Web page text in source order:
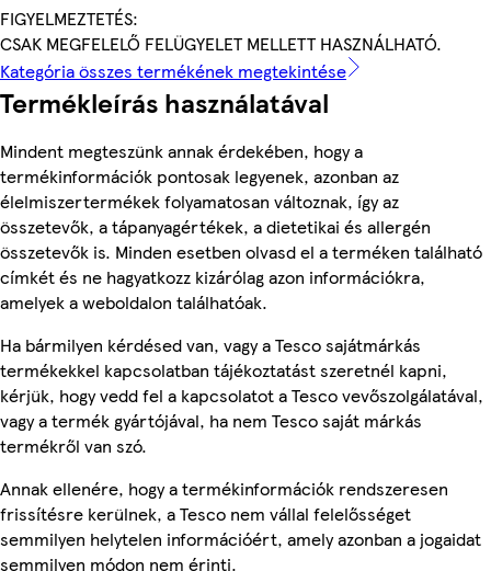
FIGYELMEZTETÉS:
CSAK MEGFELELŐ FELÜGYELET MELLETT HASZNÁLHATÓ.
Kategória összes termékének megtekintése
Termékleírás használatával
Mindent megteszünk annak érdekében, hogy a
termékinformációk pontosak legyenek, azonban az
élelmiszertermékek folyamatosan változnak, így az
összetevők, a tápanyagértékek, a dietetikai és allergén
összetevők is. Minden esetben olvasd el a terméken található
címkét és ne hagyatkozz kizárólag azon információkra,
amelyek a weboldalon találhatóak.
Ha bármilyen kérdésed van, vagy a Tesco sajátmárkás
termékekkel kapcsolatban tájékoztatást szeretnél kapni,
kérjük, hogy vedd fel a kapcsolatot a Tesco vevőszolgálatával,
vagy a termék gyártójával, ha nem Tesco saját márkás
termékről van szó.
Annak ellenére, hogy a termékinformációk rendszeresen
frissítésre kerülnek, a Tesco nem vállal felelősséget
semmilyen helytelen információért, amely azonban a jogaidat
semmilyen módon nem érinti.